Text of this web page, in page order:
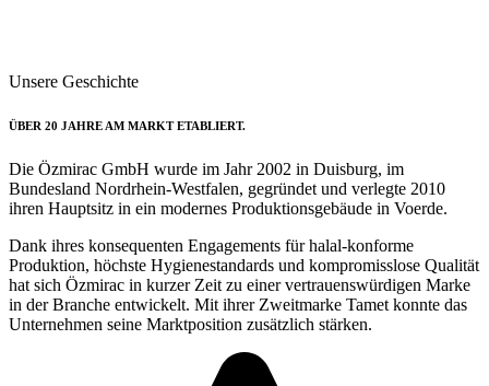
Unsere Geschichte
ÜBER 20 JAHRE AM MARKT ETABLIERT.
Die Özmirac GmbH wurde im Jahr 2002 in Duisburg, im
Bundesland Nordrhein-Westfalen, gegründet und verlegte 2010
ihren Hauptsitz in ein modernes Produktionsgebäude in Voerde.
Dank ihres konsequenten Engagements für halal-konforme
Produktion, höchste Hygienestandards und kompromisslose Qualität
hat sich Özmirac in kurzer Zeit zu einer vertrauenswürdigen Marke
in der Branche entwickelt. Mit ihrer Zweitmarke Tamet konnte das
Unternehmen seine Marktposition zusätzlich stärken.